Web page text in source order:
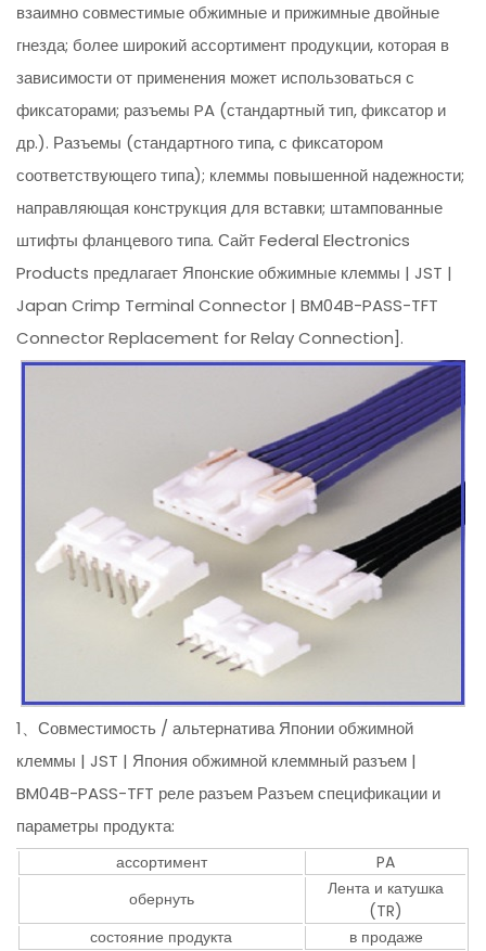
взаимно совместимые обжимные и прижимные двойные
гнезда; более широкий ассортимент продукции, которая в
зависимости от применения может использоваться с
фиксаторами; разъемы PA (стандартный тип, фиксатор и
др.). Разъемы (стандартного типа, с фиксатором
соответствующего типа); клеммы повышенной надежности;
направляющая конструкция для вставки; штампованные
штифты фланцевого типа. Сайт Federal Electronics
Products предлагает Японские обжимные клеммы | JST |
Japan Crimp Terminal Connector | BM04B-PASS-TFT
Connector Replacement for Relay Connection].
1、Совместимость / альтернатива Японии обжимной
клеммы | JST | Япония обжимной клеммный разъем |
BM04B-PASS-TFT реле разъем Разъем спецификации и
параметры продукта:
ассортимент
PA
обернуть
Лента и катушка
(TR)
состояние продукта
в продаже